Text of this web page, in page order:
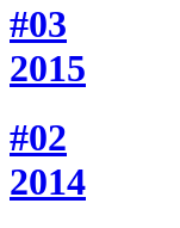
#03
2015
#02
2014